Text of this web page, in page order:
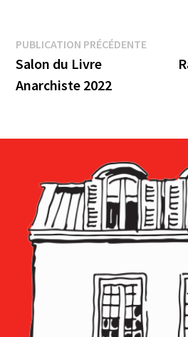
Navigation
de
l’article
PUBLICATION PRÉCÉDENTE
Salon du Livre
Anarchiste 2022